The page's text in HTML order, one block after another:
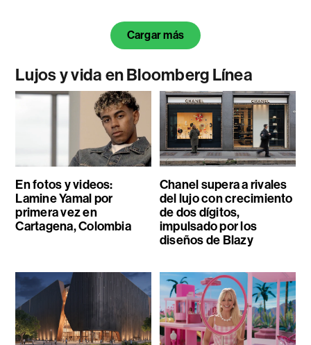
Cargar más
Lujos y vida en Bloomberg Línea
En fotos y videos:
Lamine Yamal por
primera vez en
Cartagena, Colombia
Chanel supera a rivales
del lujo con crecimiento
de dos dígitos,
impulsado por los
diseños de Blazy